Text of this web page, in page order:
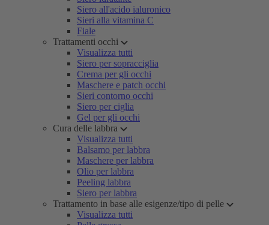
Siero all'acido ialuronico
Sieri alla vitamina C
Fiale
Trattamenti occhi
Visualizza tutti
Siero per sopracciglia
Crema per gli occhi
Maschere e patch occhi
Sieri contorno occhi
Siero per ciglia
Gel per gli occhi
Cura delle labbra
Visualizza tutti
Balsamo per labbra
Maschere per labbra
Olio per labbra
Peeling labbra
Siero per labbra
Trattamento in base alle esigenze/tipo di pelle
Visualizza tutti